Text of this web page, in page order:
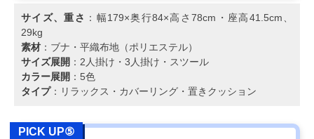
サイズ、重さ ：幅179×奥行84×高さ78cm・座高41.5cm、
29kg
素材 ：ブナ・平織布地（ポリエステル）
サイズ展開 ：2人掛け・3人掛け・スツール
カラー展開 ：5色
タイプ：リラックス・カバーリング・置きクッション
PICK UP⑤